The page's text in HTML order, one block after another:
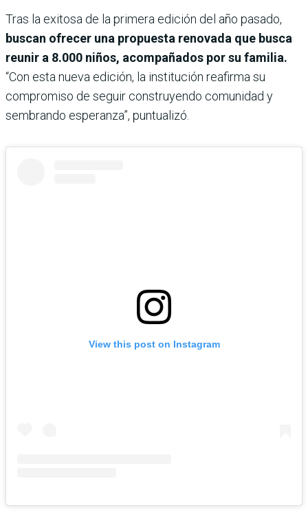
Tras la exitosa de la primera edición del año pasado,
buscan ofrecer una propuesta renovada que busca
reunir a 8.000 niños, acompañados por su familia.
“Con esta nueva edición, la institución reafirma su
compromiso de seguir construyendo comunidad y
sembrando esperanza”, puntualizó.
View this post on Instagram